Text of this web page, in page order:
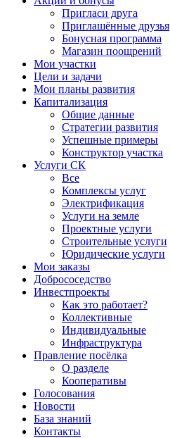
Пригласи друга
Приглашённые друзья
Бонусная программа
Магазин поощрений
Мои участки
Цели и задачи
Мои планы развития
Капитализация
Общие данные
Стратегии развития
Успешные примеры
Конструктор участка
Услуги СК
Все
Комплексы услуг
Электрификация
Услуги на земле
Проектные услуги
Строительные услуги
Юридические услуги
Мои заказы
Добрососедство
Инвестпроекты
Как это работает?
Коллективные
Индивидуальные
Инфраструктура
Правление посёлка
О разделе
Кооперативы
Голосования
Новости
База знаний
Контакты